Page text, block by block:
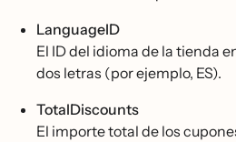
LanguageID
El ID del idioma de la tienda
dos letras (por ejemplo, ES).
TotalDiscounts
El importe total de los